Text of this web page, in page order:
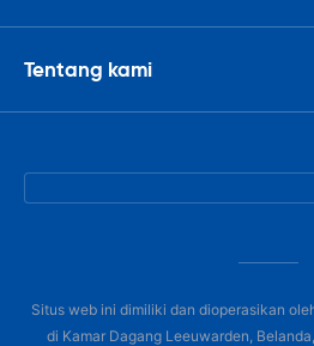
Tentang kami
Situs web ini dimiliki dan dioperasikan
di Kamar Dagang Leeuwarden,